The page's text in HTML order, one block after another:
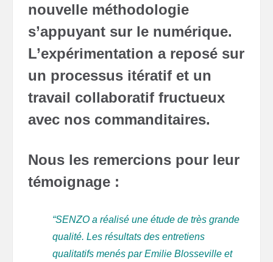
nouvelle méthodologie
s’appuyant sur le numérique.
L’expérimentation a reposé sur
un processus itératif et un
travail collaboratif fructueux
avec nos commanditaires.
Nous les remercions pour leur
témoignage :
“SENZO a réalisé une étude de très grande
qualité. Les résultats des entretiens
qualitatifs menés par Emilie Blosseville et